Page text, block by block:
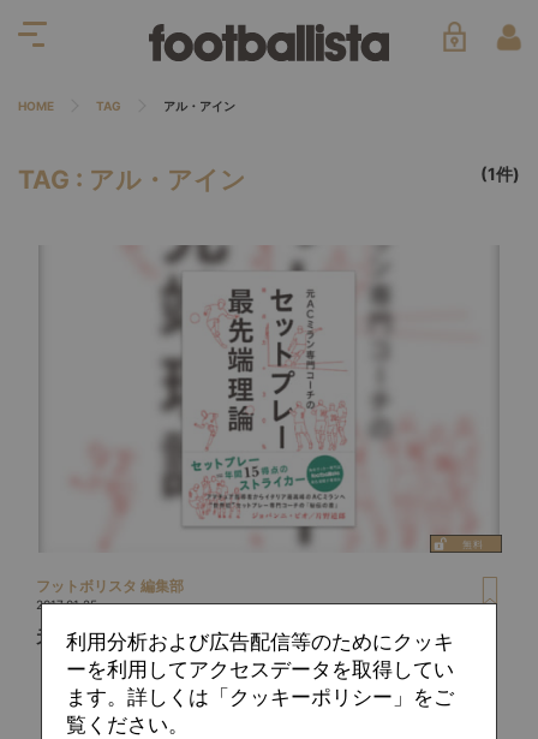
HOME TAG アル・アイン
TAG : アル・アイン (1件)
フットボリスタ 編集部
2017.01.25
元ACミラン専門コーチのセットプレー最先端理論
利用分析および広告配信等のためにクッキ
ーを利用してアクセスデータを取得してい
ます。詳しくは「クッキーポリシー」をご
覧ください。